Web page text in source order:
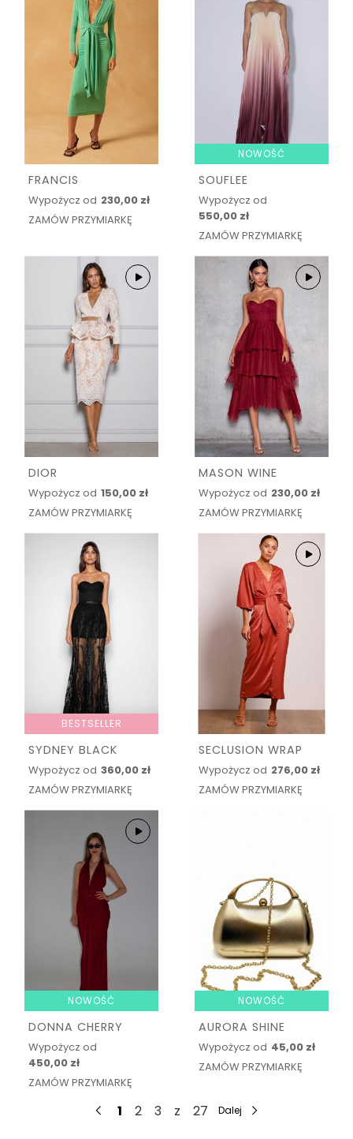
FRANCIS
Wypożycz od 230,00 zł
ZAMÓW PRZYMIARKĘ
NOWOŚĆ
SOUFLEE
Wypożycz od
550,00 zł
ZAMÓW PRZYMIARKĘ
DIOR
Wypożycz od 150,00 zł
ZAMÓW PRZYMIARKĘ
MASON WINE
Wypożycz od 230,00 zł
ZAMÓW PRZYMIARKĘ
BESTSELLER
SYDNEY BLACK
Wypożycz od 360,00 zł
ZAMÓW PRZYMIARKĘ
SECLUSION WRAP
Wypożycz od 276,00 zł
ZAMÓW PRZYMIARKĘ
NOWOŚĆ
DONNA CHERRY
Wypożycz od
450,00 zł
ZAMÓW PRZYMIARKĘ
NOWOŚĆ
AURORA SHINE
Wypożycz od 45,00 zł
ZAMÓW PRZYMIARKĘ
1 2 3 z 27 Dalej